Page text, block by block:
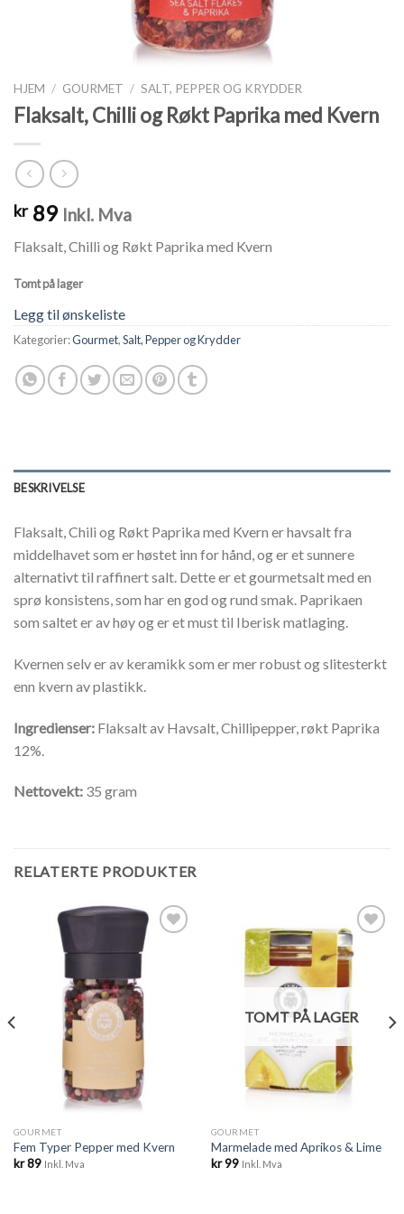
HJEM / GOURMET / SALT, PEPPER OG KRYDDER
Flaksalt, Chilli og Røkt Paprika med Kvern
kr89 Inkl. Mva
Flaksalt, Chilli og Røkt Paprika med Kvern
Tomt på lager
Legg til ønskeliste
Kategorier:Gourmet,Salt, Pepper og Krydder
BESKRIVELSE
Flaksalt, Chili og Røkt Paprika med Kvern er havsalt fra
middelhavet som er høstet inn for hånd, og er et sunnere
alternativt til raffinert salt. Dette er et gourmetsalt med en
sprø konsistens, som har en god og rund smak. Paprikaen
som saltet er av høy og er et must til Iberisk matlaging.
Kvernen selv er av keramikk som er mer robust og slitesterkt
enn kvern av plastikk.
Ingredienser: Flaksalt av Havsalt, Chillipepper, røkt Paprika
12%.
Nettovekt: 35 gram
RELATERTE PRODUKTER
Legg til
GOURMET
Fem Typer Pepper med Kvern
kr89 Inkl. Mva
Legg til
ønskeliste
TOMT PÅ LAGER
GOURMET
Marmelade med Aprikos & Lime
kr99 Inkl. Mva